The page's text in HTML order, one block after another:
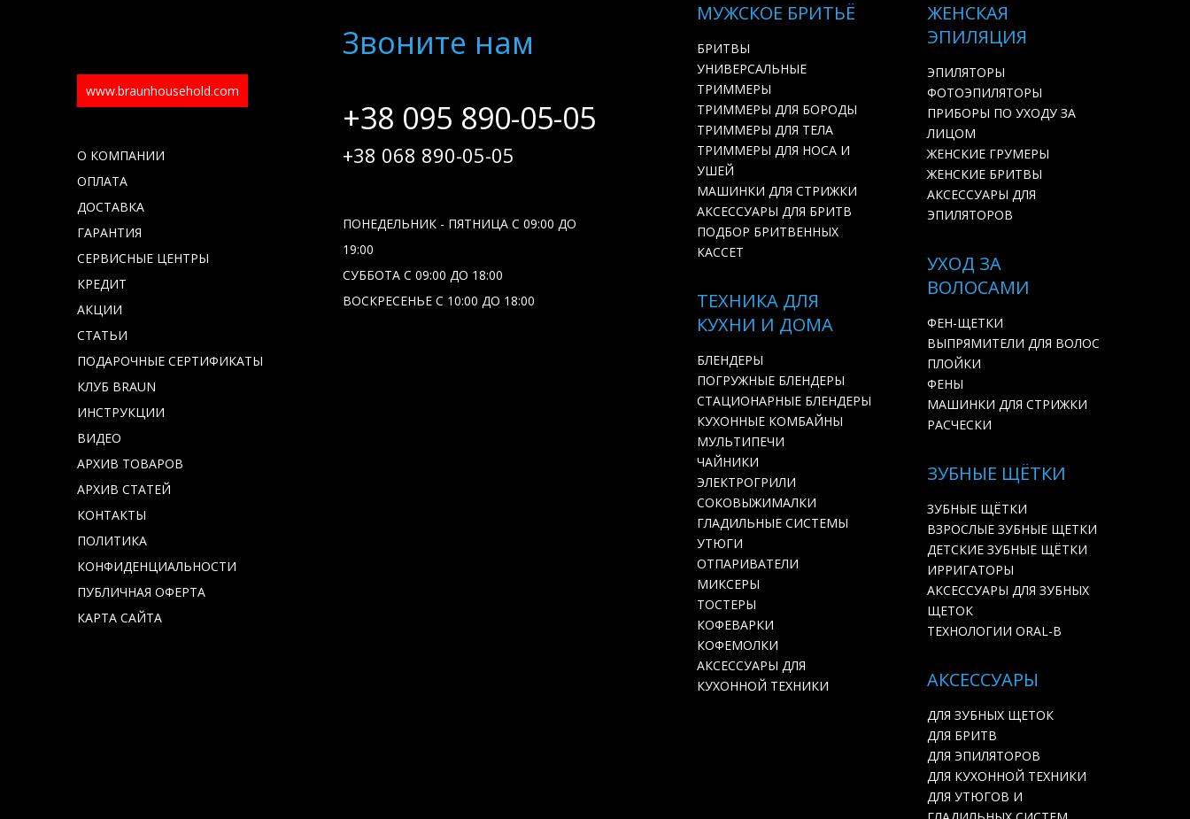
www.braunhousehold.com
О КОМПАНИИ
ОПЛАТА
ДОСТАВКА
ГАРАНТИЯ
СЕРВИСНЫЕ ЦЕНТРЫ
КРЕДИТ
АКЦИИ
СТАТЬИ
ПОДАРОЧНЫЕ СЕРТИФИКАТЫ
КЛУБ BRAUN
ИНСТРУКЦИИ
ВИДЕО
АРХИВ ТОВАРОВ
АРХИВ СТАТЕЙ
КОНТАКТЫ
ПОЛИТИКА
КОНФИДЕНЦИАЛЬНОСТИ
ПУБЛИЧНАЯ ОФЕРТА
КАРТА САЙТА
Звоните нам
+38 095 890-05-05
+38 068 890-05-05
ПОНЕДЕЛЬНИК - ПЯТНИЦА С 09:00 ДО
19:00
СУББОТА С 09:00 ДО 18:00
ВОСКРЕСЕНЬЕ С 10:00 ДО 18:00
МУЖСКОЕ БРИТЬЁ
БРИТВЫ
УНИВЕРСАЛЬНЫЕ
ТРИММЕРЫ
ТРИММЕРЫ ДЛЯ БОРОДЫ
ТРИММЕРЫ ДЛЯ ТЕЛА
ТРИММЕРЫ ДЛЯ НОСА И
УШЕЙ
МАШИНКИ ДЛЯ СТРИЖКИ
АКСЕССУАРЫ ДЛЯ БРИТВ
ПОДБОР БРИТВЕННЫХ
КАССЕТ
ЖЕНСКАЯ
ЭПИЛЯЦИЯ
ЭПИЛЯТОРЫ
ФОТОЭПИЛЯТОРЫ
ПРИБОРЫ ПО УХОДУ ЗА
ЛИЦОМ
ЖЕНСКИЕ ГРУМЕРЫ
ЖЕНСКИЕ БРИТВЫ
АКСЕССУАРЫ ДЛЯ
ЭПИЛЯТОРОВ
УХОД ЗА
ВОЛОСАМИ
ФЕН-ЩЕТКИ
ВЫПРЯМИТЕЛИ ДЛЯ ВОЛОС
ПЛОЙКИ
ФЕНЫ
МАШИНКИ ДЛЯ СТРИЖКИ
РАСЧЕСКИ
ТЕХНИКА ДЛЯ
КУХНИ И ДОМА
БЛЕНДЕРЫ
ПОГРУЖНЫЕ БЛЕНДЕРЫ
СТАЦИОНАРНЫЕ БЛЕНДЕРЫ
КУХОННЫЕ КОМБАЙНЫ
МУЛЬТИПЕЧИ
ЧАЙНИКИ
ЭЛЕКТРОГРИЛИ
СОКОВЫЖИМАЛКИ
ГЛАДИЛЬНЫЕ СИСТЕМЫ
УТЮГИ
ОТПАРИВАТЕЛИ
МИКСЕРЫ
ТОСТЕРЫ
КОФЕВАРКИ
КОФЕМОЛКИ
АКСЕССУАРЫ ДЛЯ
КУХОННОЙ ТЕХНИКИ
ЗУБНЫЕ ЩЁТКИ
ЗУБНЫЕ ЩЁТКИ
ВЗРОСЛЫЕ ЗУБНЫЕ ЩЕТКИ
ДЕТСКИЕ ЗУБНЫЕ ЩЁТКИ
ИРРИГАТОРЫ
АКСЕССУАРЫ ДЛЯ ЗУБНЫХ
ЩЕТОК
ТЕХНОЛОГИИ ORAL-B
АКСЕССУАРЫ
ДЛЯ ЗУБНЫХ ЩЕТОК
ДЛЯ БРИТВ
ДЛЯ ЭПИЛЯТОРОВ
ДЛЯ КУХОННОЙ ТЕХНИКИ
ДЛЯ УТЮГОВ И